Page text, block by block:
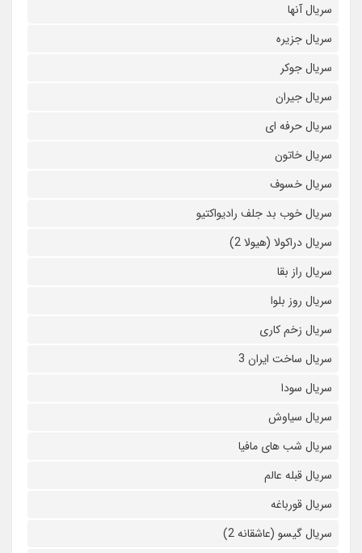
سریال آنها
سریال جزیره
سریال جوکر
سریال جیران
سریال حرفه ای
سریال خاتون
سریال خسوف
سریال خوب بد جلف رادیواکتیو
سریال دراکولا (هیولا 2)
سریال راز بقا
سریال روز بلوا
سریال زخم کاری
سریال ساخت ایران 3
سریال سودا
سریال سیاوش
سریال شب های مافیا
سریال قبله عالم
سریال قورباغه
سریال گیسو (عاشقانه 2)